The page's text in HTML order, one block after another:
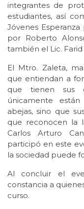
integrantes de
estudiantes, así
Jóvenes
por Roberto
también el Lic.
El Mtro. Zaleta,
que entiendan a
que tienen sus
únicamente
abejas, sino que
que reconocen la
Carlos Arturo
participó en este
la sociedad puede
Al concluir el
constancia a
curso.